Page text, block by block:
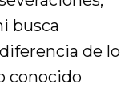
busca
de lo
conocido